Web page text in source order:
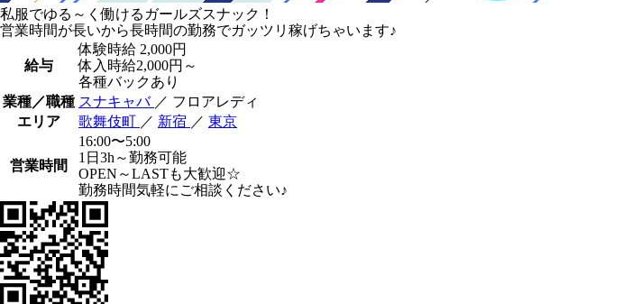
私服でゆる～く働けるガールズスナック！
営業時間が長いから長時間の勤務でガッツリ稼げちゃいます♪
給与
体験時給 2,000円
体入時給2,000円～
各種バックあり
業種／職種 スナキャバ ／ フロアレディ
エリア
歌舞伎町 ／ 新宿 ／ 東京
営業時間
16:00〜5:00
1日3h～勤務可能
OPEN～LASTも大歓迎☆
勤務時間気軽にご相談ください♪